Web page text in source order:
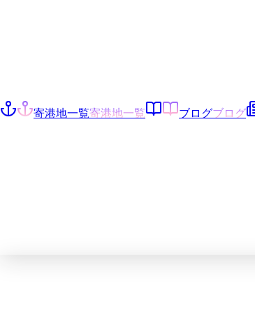
寄港地一覧寄港地一覧 ブログブログ